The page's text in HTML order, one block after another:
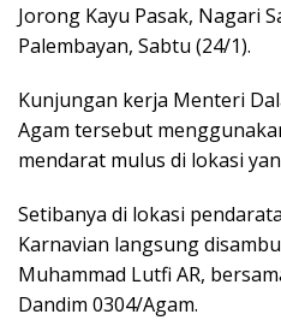
Jorong Kayu Pasak, Nagari
Palembayan, Sabtu (24/1).
Kunjungan kerja Menteri
Agam tersebut
mendarat mulus di lokasi
Setibanya di lokasi
Karnavian langsung
Muhammad Lutfi AR,
Dandim 0304/Agam.